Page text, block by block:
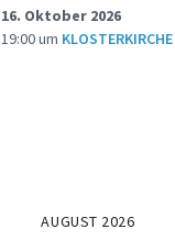
16. Oktober 2026
19:00um KLOSTERKIRCHE
AUGUST 2026